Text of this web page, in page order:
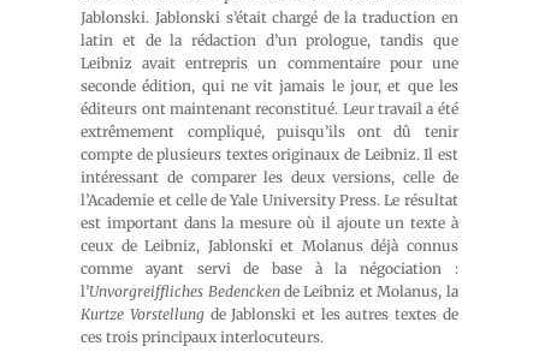
Jablonski. Jablonski s’était chargé de la traduction en
latin et de la rédaction d’un prologue, tandis que
Leibniz avait entrepris un commentaire pour une
seconde édition, qui ne vit jamais le jour, et que les
éditeurs ont maintenant reconstitué. Leur travail a été
extrêmement compliqué, puisqu’ils ont dû tenir
compte de plusieurs textes originaux de Leibniz. Il est
intéressant de comparer les deux versions, celle de
l’Academie et celle de Yale University Press. Le résultat
est important dans la mesure où il ajoute un texte à
ceux de Leibniz, Jablonski et Molanus déjà connus
comme ayant servi de base à la négociation :
l’Unvorgreiffliches Bedenckende Leibniz et Molanus, la
Kurtze Vorstellungde Jablonski et les autres textes de
ces trois principaux interlocuteurs.